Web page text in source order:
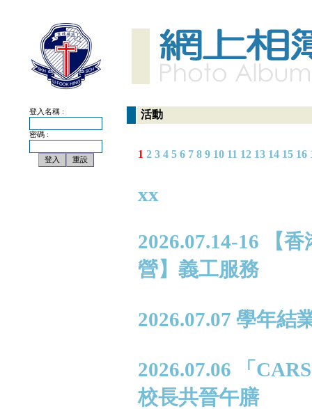
登入名稱 :
密碼 :
活動
1 2 3 4 5 6 7 8 9 10 11 12 13 14 15 16
xx
2026.07.14-16 【
營】義工服務
2026.07.07 學年結
2026.07.06 「
校長共晉午膳